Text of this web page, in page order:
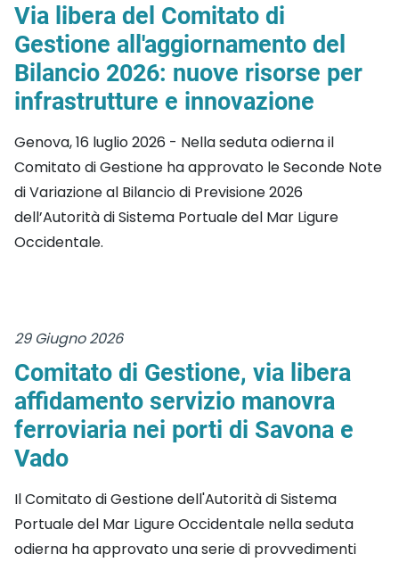
Via libera del Comitato di
Gestione all'aggiornamento del
Bilancio 2026: nuove risorse per
infrastrutture e innovazione
Genova, 16 luglio 2026 - Nella seduta odierna il
Comitato di Gestione ha approvato le Seconde Note
di Variazione al Bilancio di Previsione 2026
dell’Autorità di Sistema Portuale del Mar Ligure
Occidentale.
29 Giugno 2026
Comitato di Gestione, via libera
affidamento servizio manovra
ferroviaria nei porti di Savona e
Vado
Il Comitato di Gestione dell'Autorità di Sistema
Portuale del Mar Ligure Occidentale nella seduta
odierna ha approvato una serie di provvedimenti